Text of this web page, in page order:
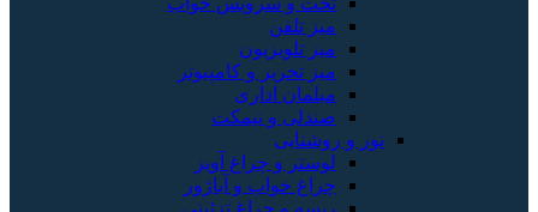
میز تلفن
میز تلویزیون
میز تحریر و کامپیوتر
مبلمان اداری
صندلی و نیمکت
نور و روشنایی
لوستر و چراغ آویز
چراغ خواب و آباژور